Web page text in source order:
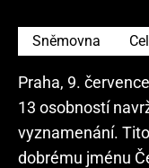
Sněmovna
Praha, 9.
13 osobností
vyznamenání.
dobrému jménu